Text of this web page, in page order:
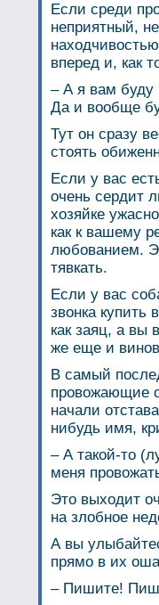
Если среди
неприятный,
вперед и, как
– А я вам буду
Да и вообще
Тут он сразу
стоять
Если у вас
очень сердит
хозяйке
как к вашему
любованием.
тявкать.
Если у вас
звонка купить
как заяц, а вы
же еще и
В самый
провожающие
начали
нибудь имя,
– А такой-то
меня
Это выходит
на злобное
А вы
прямо в их
– Пишите!